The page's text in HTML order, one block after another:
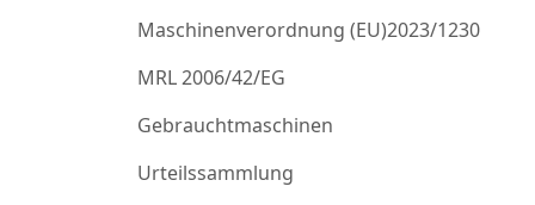
Maschinenverordnung (EU)2023/1230
MRL 2006/42/EG
Gebrauchtmaschinen
Urteilssammlung